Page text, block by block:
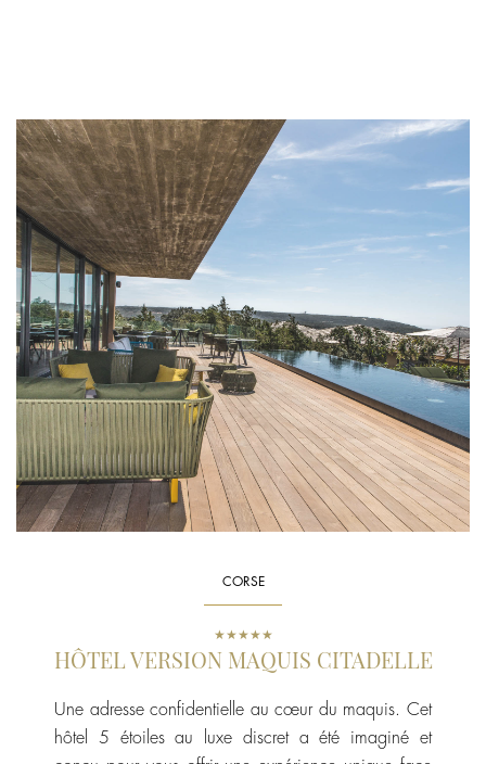
CORSE
★★★★★
HÔTEL VERSION MAQUIS CITADELLE
Une adresse confidentielle au cœur du maquis. Cet
hôtel 5 étoiles au luxe discret a été imaginé et